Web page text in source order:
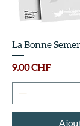
La Bonne
Prix
9.00 CHF